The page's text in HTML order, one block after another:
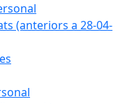
(anteriors a 28-04-